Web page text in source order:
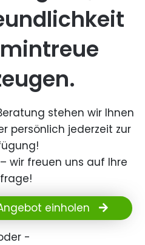
stehen wir Ihnen
persönlich jederzeit zur
wir freuen uns auf Ihre
einholen
-